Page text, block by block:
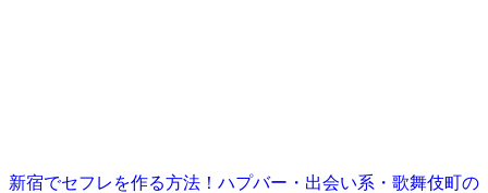
新宿でセフレを作る方法！ハプバー・出会い系・歌舞伎町の